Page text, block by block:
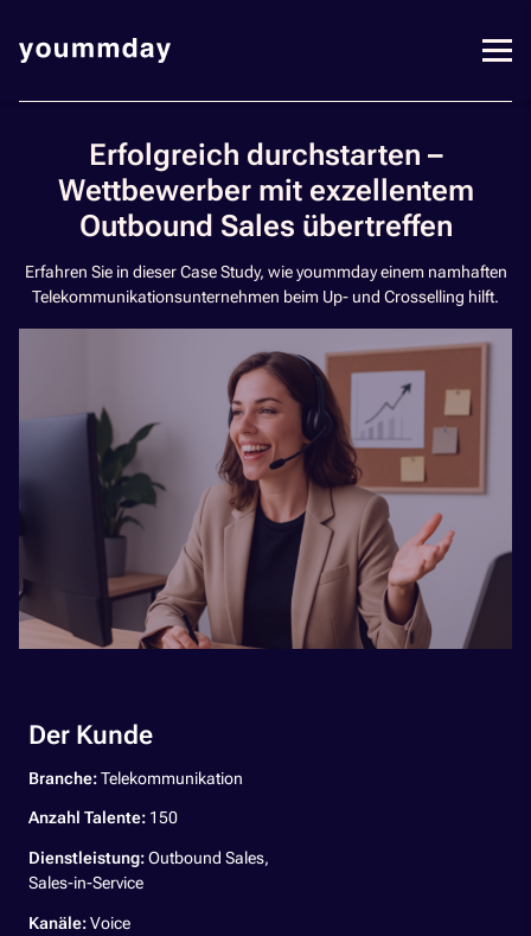
Erfolgreich durchstarten –
Wettbewerber mit exzellentem
Outbound Sales übertreffen
Erfahren Sie in dieser Case Study, wie yoummday einem namhaften
Telekommunikationsunternehmen beim Up- und Crosselling hilft.
Der Kunde
Branche:Telekommunikation
Anzahl Talente: 150
Dienstleistung:Outbound Sales,
Sales-in-Service
Kanäle:Voice